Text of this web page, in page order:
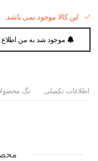
این کالا موجود نمی باشد.
موجود شد به من اطلاع
اطلاعات تکمیلی تگ